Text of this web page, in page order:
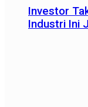
Investor
Industri Ini